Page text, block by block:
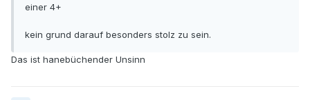
einer 4+
kein grund darauf besonders stolz zu sein.
Das ist hanebüchender Unsinn